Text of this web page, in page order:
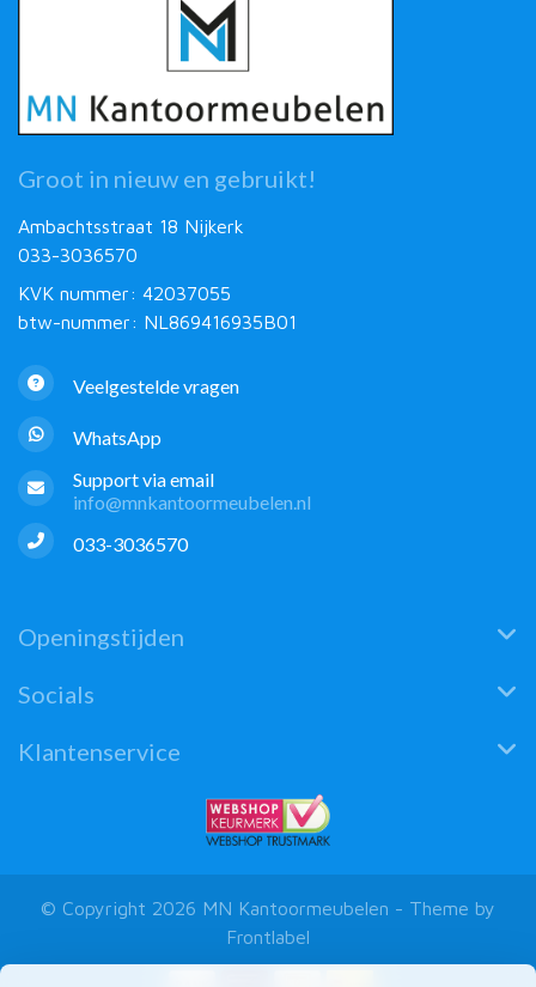
Groot in nieuw en gebruikt!
Ambachtsstraat 18 Nijkerk
033-3036570
KVK nummer: 42037055
btw-nummer: NL869416935B01
Veelgestelde vragen
WhatsApp
Support via email
info@mnkantoormeubelen.nl
033-3036570
Openingstijden
Socials
Klantenservice
© Copyright 2026 MN Kantoormeubelen - Theme by
Frontlabel